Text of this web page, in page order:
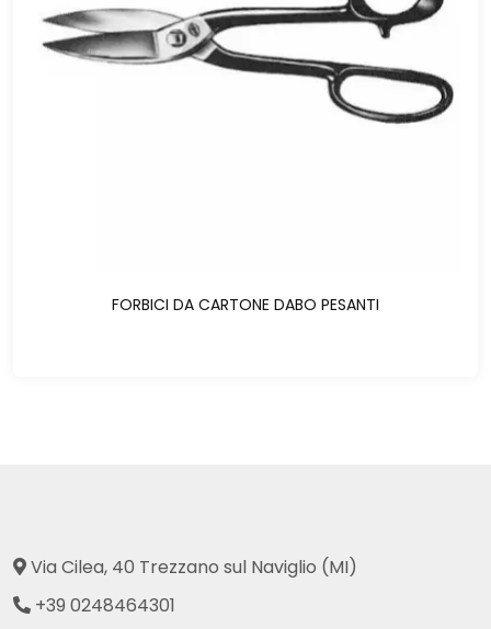
FORBICI DA CARTONE DABO PESANTI
Via Cilea, 40 Trezzano sul Naviglio (MI)
+39 0248464301